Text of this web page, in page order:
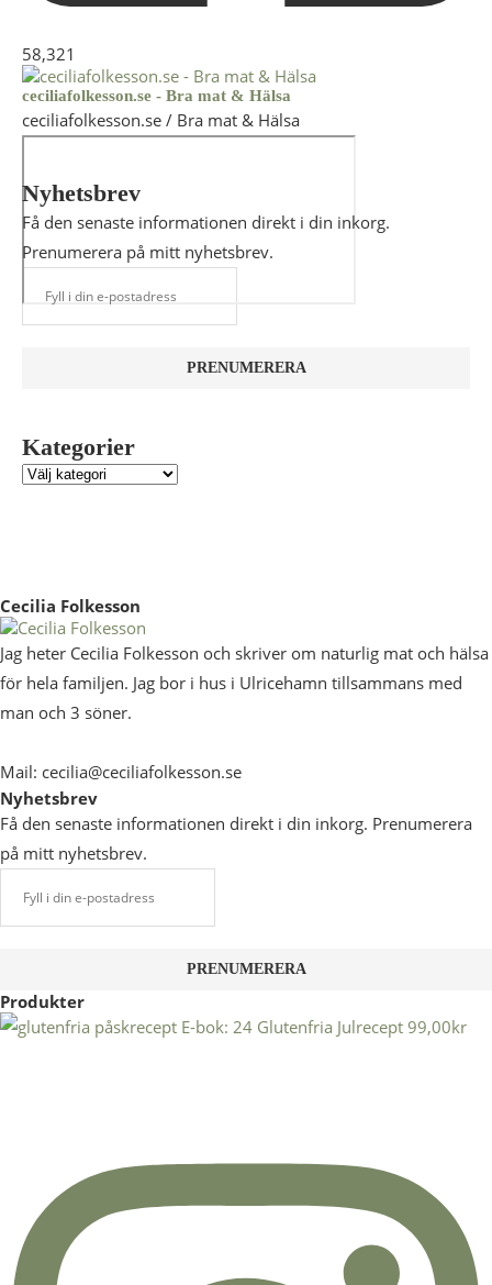
58,321
ceciliafolkesson.se - Bra mat & Hälsa
ceciliafolkesson.se / Bra mat & Hälsa
Nyhetsbrev
Få den senaste informationen direkt i din inkorg.
Prenumerera på mitt nyhetsbrev.
Kategorier
Cecilia Folkesson
Jag heter Cecilia Folkesson och skriver om naturlig mat och hälsa
för hela familjen. Jag bor i hus i Ulricehamn tillsammans med
man och 3 söner.
Mail: cecilia@ceciliafolkesson.se
Nyhetsbrev
Få den senaste informationen direkt i din inkorg. Prenumerera
på mitt nyhetsbrev.
Produkter
E-bok: 24 Glutenfria Julrecept 99,00kr